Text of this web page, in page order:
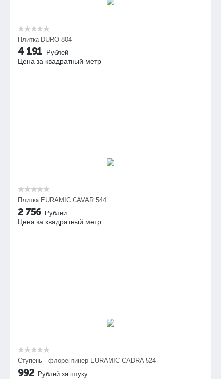
Плитка DURO 804
4 191 Рублей
Цена за квадратный метр
Плитка EURAMIC CAVAR 544
2 756 Рублей
Цена за квадратный метр
Ступень - флорентинер EURAMIC CADRA 524
992 Рублей за штуку